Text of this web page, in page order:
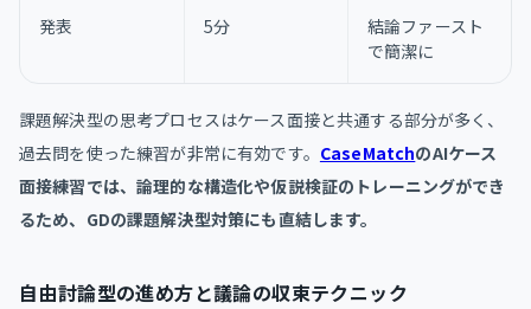
発表 5分
結論ファースト
で簡潔に
課題解決型の思考プロセスはケース面接と共通する部分が多く、
過去問を使った練習が非常に有効です。 CaseMatchのAIケース
面接練習では、論理的な構造化や仮説検証のトレーニングができ
るため、GDの課題解決型対策にも直結します。
自由討論型の進め方と議論の収束テクニック